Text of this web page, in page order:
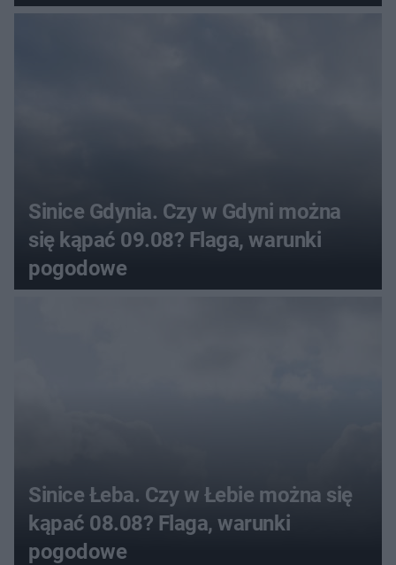
pogodowe
Sinice Gdynia. Czy w Gdyni można
się kąpać 09.08? Flaga, warunki
pogodowe
Sinice Łeba. Czy w Łebie można się
kąpać 08.08? Flaga, warunki
pogodowe